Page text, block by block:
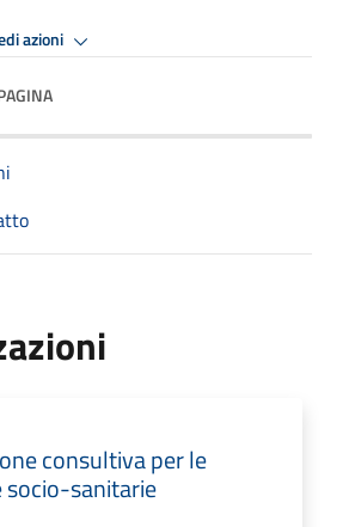
azioni
consultiva per le
sanitarie